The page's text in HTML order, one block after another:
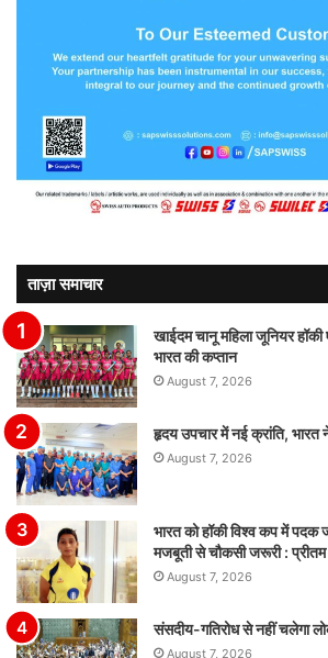
ताज़ा समाचार
खाईदम चानू महिला जूनियर
भारत की कप्तान
August 7, 2026
हृदय उपचार में नई क्रांति, भारत
August 7, 2026
भारत को हॉकी विश्व कप में पदक
मजबूती से चौकसी जरूरी : प्रीतम
August 7, 2026
संसदीय-गतिरोध से नहीं चलेगा
August 7, 2026